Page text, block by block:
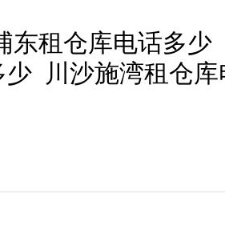
东租仓库电话多
少 川沙施湾租仓